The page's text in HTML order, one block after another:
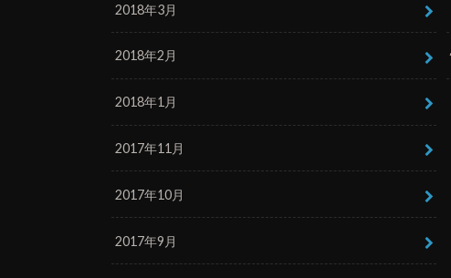
2018年3月
2018年2月
2018年1月
2017年11月
2017年10月
2017年9月